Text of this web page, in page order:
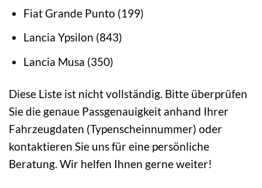
Fiat Grande Punto (199)
Lancia Ypsilon (843)
Lancia Musa (350)
Diese Liste ist nicht vollständig. Bitte überprüfen
Sie die genaue Passgenauigkeit anhand Ihrer
Fahrzeugdaten (Typenscheinnummer) oder
kontaktieren Sie uns für eine persönliche
Beratung. Wir helfen Ihnen gerne weiter!